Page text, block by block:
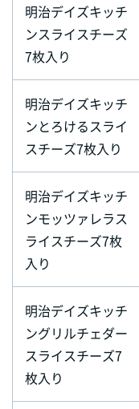
明治デイズキッチ
ンスライスチーズ
7枚入り
明治デイズキッチ
ンとろけるスライ
スチーズ7枚入り
明治デイズキッチ
ンモッツァレラス
ライスチーズ7枚
入り
明治デイズキッチ
ングリルチェダー
スライスチーズ7
枚入り